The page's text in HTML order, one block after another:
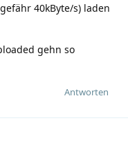
40kByte/s) laden
gehn so
Antworten